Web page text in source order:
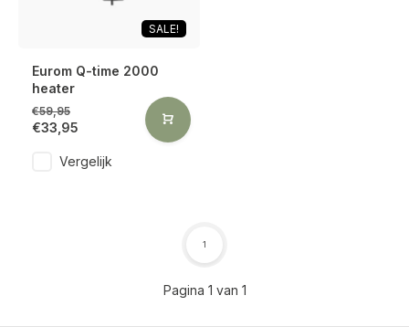
SALE!
Eurom Q-time 2000
heater
€59,95
€33,95
Vergelijk
Pagina 1 van 1
1